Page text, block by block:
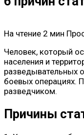
На чтение 2 мин
Человек, который
населения и
разведывательных
боевых операциях.
разведчиком.
Причины